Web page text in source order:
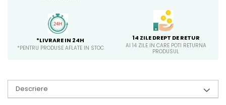
*LIVRARE IN 24H
*PENTRU PRODUSE AFLATE IN STOC
14 ZILE DREPT DE RETUR
AI 14 ZILE IN CARE POTI RETURNA
PRODUSUL
Descriere